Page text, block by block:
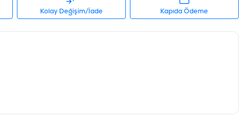
Kolay Değişim/İade Kapıda Ödeme